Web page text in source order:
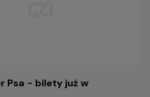
Psa - bilety już w